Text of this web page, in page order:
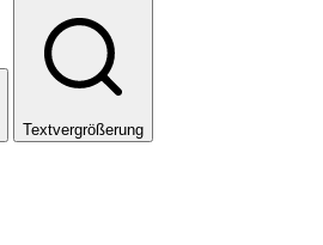
Textvergrößerung